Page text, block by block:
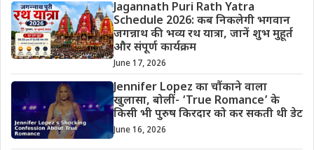
Jagannath Puri Rath Yatra
Schedule 2026: कब निकलेगी भगवान
जगन्नाथ की भव्य रथ यात्रा, जानें शुभ मुहूर्त
और संपूर्ण कार्यक्रम
June 17, 2026
Jennifer Lopez का चौंकाने वाला
खुलासा, बोलीं- ‘True Romance’ के
किसी भी पुरुष किरदार को कर सकती थी डेट
June 16, 2026